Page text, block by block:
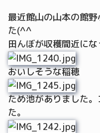
最近館山の山本の館
た(^^
田んぼが収穫間近にな
おいしそうな稲穂
ため池がありました
た。